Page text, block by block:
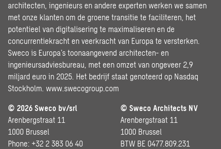
architecten, ingenieurs en andere experten werken we samen
met onze klanten om de groene transitie te faciliteren, het
potentieel van digitalisering te maximaliseren en de
concurrentiekracht en veerkracht van Europa te versterken.
Sweco is Europa’s toonaangevend architecten- en
ingenieursadviesbureau, met een omzet van ongeveer 2,9
miljard euro in 2025. Het bedrijf staat genoteerd op Nasdaq
Stockholm. www.swecogroup.com
© 2026 Sweco bv/srl
Arenbergstraat 11
1000 Brussel
Phone: +32 2 383 06 40
© Sweco Architects NV
Arenbergstraat 11
1000 Brussel
BTW BE 0477.809.231